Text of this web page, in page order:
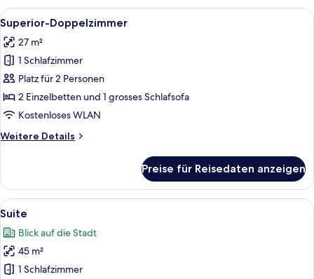
2 Schlafzimmer,
Kühlschrank
Alle
Fotos
für
Superior-
Doppelzimmer
anzeigen
Ein Hotelzimmer mit Bett,
5
Superior-Doppelzimmer
27 m²
1 Schlafzimmer
Platz für 2 Personen
2 Einzelbetten und 1 grosses Schlafsofa
Kostenloses WLAN
Weitere Details
Weitere
Doppelzimmer
Preise für Reisedaten anzeigen
Alle
Fotos
für
Suite
anzeigen
Ein modernes Wohnzimmer mit
6
Suite
Blick auf die Stadt
45 m²
1 Schlafzimmer